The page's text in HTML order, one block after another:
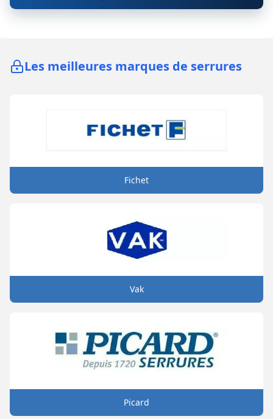
Les meilleures marques de serrures
Fichet
Vak
Picard